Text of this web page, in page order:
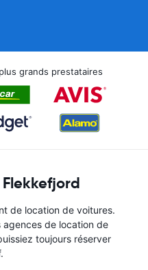
grands prestataires
de location de voitures.
de location de
toujours réserver